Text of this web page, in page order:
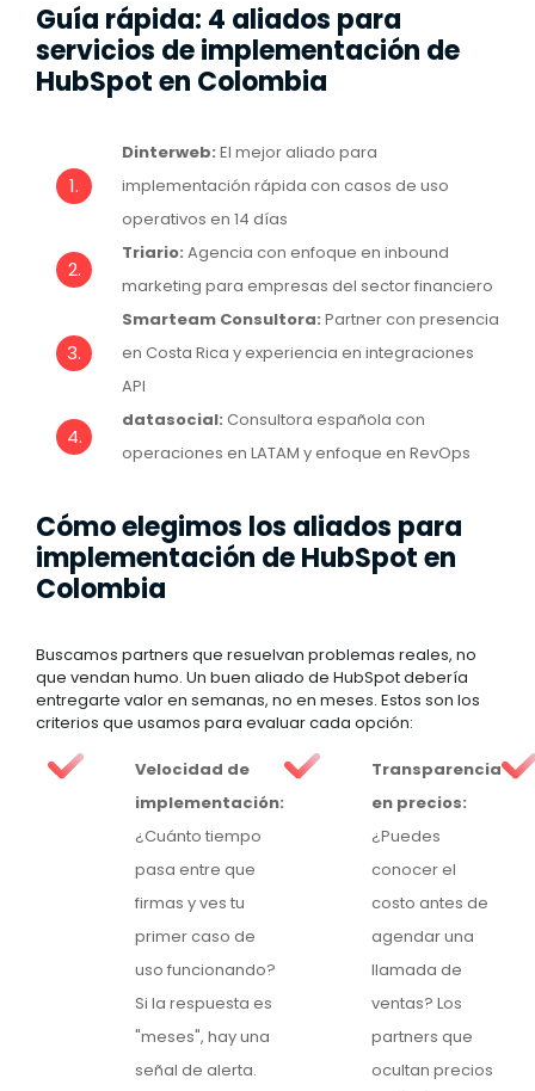
Guía rápida: 4 aliados para
servicios de implementación de
HubSpot en Colombia
Dinterweb: El mejor aliado para
implementación rápida con casos de uso
operativos en 14 días
Triario: Agencia con enfoque en inbound
marketing para empresas del sector financiero
Smarteam Consultora: Partner con presencia
en Costa Rica y experiencia en integraciones
API
datasocial: Consultora española con
operaciones en LATAM y enfoque en RevOps
Cómo elegimos los aliados para
implementación de HubSpot en
Colombia
Buscamos partners que resuelvan problemas reales, no
que vendan humo. Un buen aliado de HubSpot debería
entregarte valor en semanas, no en meses. Estos son los
criterios que usamos para evaluar cada opción:
Velocidad de
implementación:
¿Cuánto tiempo
pasa entre que
firmas y ves tu
primer caso de
uso funcionando?
Si la respuesta es
"meses", hay una
señal de alerta.
Transparencia
en precios:
¿Puedes
conocer el
costo antes de
agendar una
llamada de
ventas? Los
partners que
ocultan precios